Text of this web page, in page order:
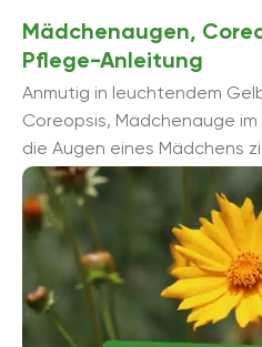
Mädchenaugen,
Pflege-Anleitung
Anmutig in leuchtendem
Coreopsis, Mädchenauge
die Augen eines Mädchens
Kreis die korbförmigen